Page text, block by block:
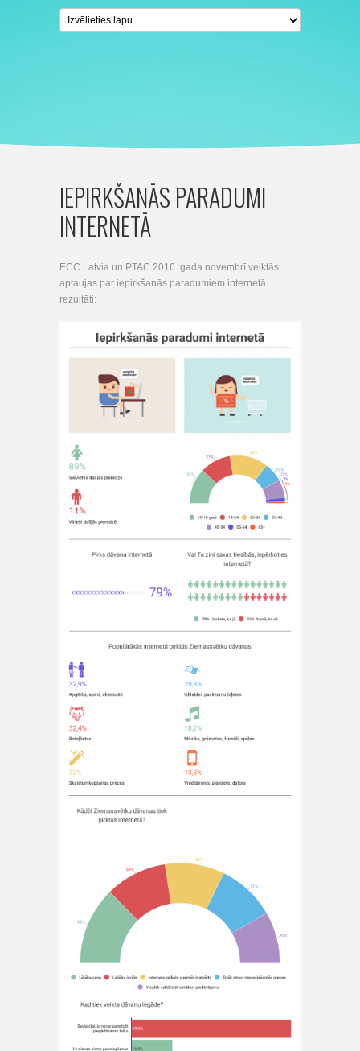
IEPIRKŠANĀS PARADUMI
INTERNETĀ
ECC Latvia un PTAC 2016. gada novembrī veiktās
aptaujas par iepirkšanās paradumiem internetā
rezultāti: